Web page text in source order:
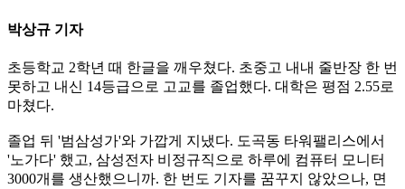
박상규 기자
초등학교 2학년 때 한글을 깨우쳤다. 초중고 내내 줄반장 한 번
못하고 내신 14등급으로 고교를 졸업했다. 대학은 평점 2.55로
마쳤다.
졸업 뒤 '범삼성가'와 가깝게 지냈다. 도곡동 타워팰리스에서
'노가다' 했고, 삼성전자 비정규직으로 하루에 컴퓨터 모니터
3000개를 생산했으니까. 한 번도 기자를 꿈꾸지 않았으나, 면